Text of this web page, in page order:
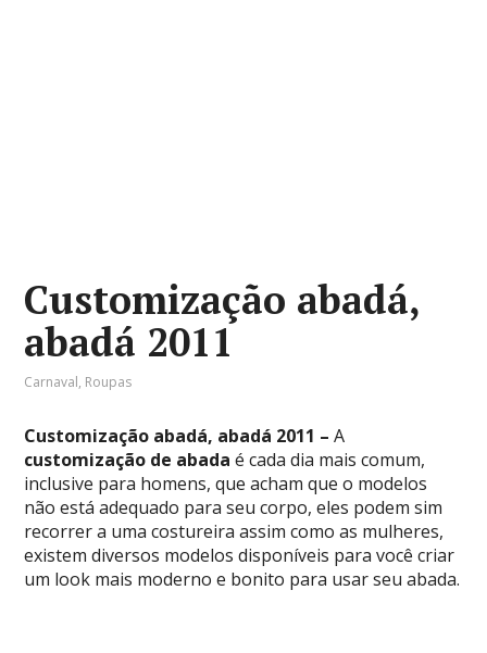
Customização abadá,
abadá 2011
Carnaval, Roupas
Customização abadá, abadá 2011 –A
customização de abada é cada dia mais comum,
inclusive para homens, que acham que o modelos
não está adequado para seu corpo, eles podem sim
recorrer a uma costureira assim como as mulheres,
existem diversos modelos disponíveis para você criar
um look mais moderno e bonito para usar seu abada.